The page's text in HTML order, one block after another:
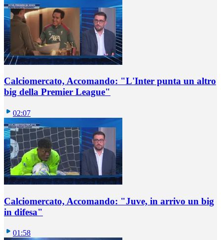
Calciomercato, Accomando: "L'Inter punta un altro
big della Premier League"
02:07
Calciomercato, Accomando: "Juve, in arrivo un big
in difesa"
01:58